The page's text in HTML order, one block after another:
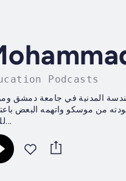
Podcasts
وأحد أساتذة الهندسة المدنية في جامعة دمشق
من موسكو واتهمه البعض
للفكر...